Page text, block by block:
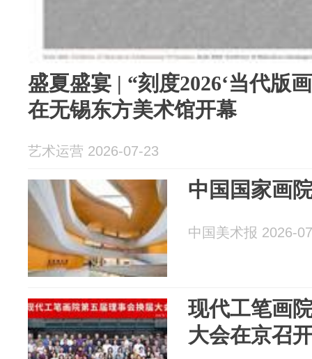
盛夏盛宴 | “刻度2026‘当代版
在无锡东方美术馆开幕
艺术运营 2026-07-23
中国国家画
中国美术报 2026-
现代工笔画
大会在京召